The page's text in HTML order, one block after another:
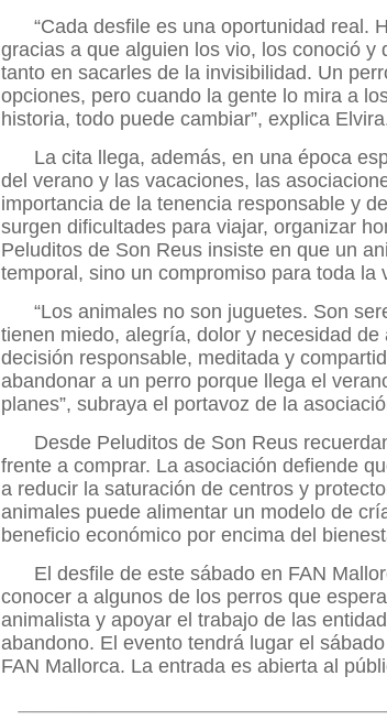
“Cada desfile es una oportunidad real.
gracias a que alguien los vio, los conoció y
tanto en sacarles de la invisibilidad. Un
opciones, pero cuando la gente lo mira a
historia, todo puede cambiar”, explica
La cita llega, además, en una época
del verano y las vacaciones, las
importancia de la tenencia responsable y
surgen dificultades para viajar, organizar
Peluditos de Son Reus insiste en que un
temporal, sino un compromiso para toda la
“Los animales no son juguetes. Son
tienen miedo, alegría, dolor y necesidad
decisión responsable, meditada y
abandonar a un perro porque llega el
planes”, subraya el portavoz de la
Desde Peluditos de Son Reus
frente a comprar. La asociación defiende
a reducir la saturación de centros y
animales puede alimentar un modelo de
beneficio económico por encima del
El desfile de este sábado en FAN
conocer a algunos de los perros que
animalista y apoyar el trabajo de las
abandono. El evento tendrá lugar el
FAN Mallorca. La entrada es abierta al